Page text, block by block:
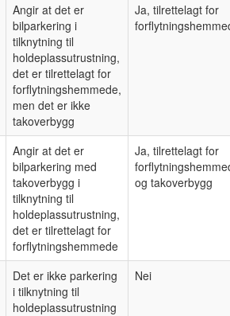
Angir at det er
bilparkering i
tilknytning til
holdeplassutrustning,
det er tilrettelagt for
forflytningshemmede,
men det er ikke
takoverbygg
Ja, tilrettelagt for
Angir at det er
bilparkering med
takoverbygg i
tilknytning til
holdeplassutrustning,
det er tilrettelagt for
forflytningshemmede
Ja, tilrettelagt for
og takoverbygg
Det er ikke parkering
i tilknytning til
holdeplassutrustning
Nei